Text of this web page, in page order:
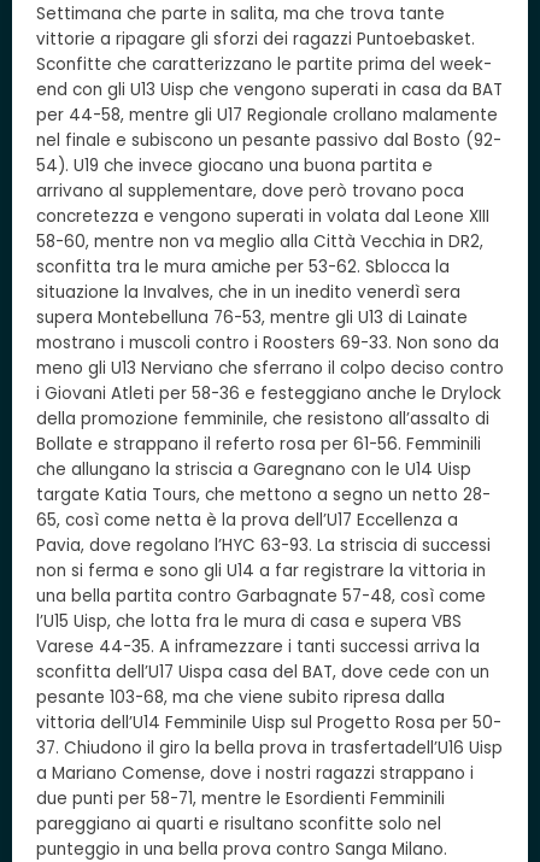
Settimana che parte in salita, ma che trova tante
vittorie a ripagare gli sforzi dei ragazzi Puntoebasket.
Sconfitte che caratterizzano le partite prima del week-
end con gli U13 Uisp che vengono superati in casa da BAT
per 44-58, mentre gli U17 Regionale crollano malamente
nel finale e subiscono un pesante passivo dal Bosto (92-
54). U19 che invece giocano una buona partita e
arrivano al supplementare, dove però trovano poca
concretezza e vengono superati in volata dal Leone XIII
58-60, mentre non va meglio alla Città Vecchia in DR2,
sconfitta tra le mura amiche per 53-62. Sblocca la
situazione la Invalves, che in un inedito venerdì sera
supera Montebelluna 76-53, mentre gli U13 di Lainate
mostrano i muscoli contro i Roosters 69-33. Non sono da
meno gli U13 Nerviano che sferrano il colpo deciso contro
i Giovani Atleti per 58-36 e festeggiano anche le Drylock
della promozione femminile, che resistono all’assalto di
Bollate e strappano il referto rosa per 61-56. Femminili
che allungano la striscia a Garegnano con le U14 Uisp
targate Katia Tours, che mettono a segno un netto 28-
65, così come netta è la prova dell’U17 Eccellenza a
Pavia, dove regolano l’HYC 63-93. La striscia di successi
non si ferma e sono gli U14 a far registrare la vittoria in
una bella partita contro Garbagnate 57-48, così come
l’U15 Uisp, che lotta fra le mura di casa e supera VBS
Varese 44-35. A inframezzare i tanti successi arriva la
sconfitta dell’U17 Uispa casa del BAT, dove cede con un
pesante 103-68, ma che viene subito ripresa dalla
vittoria dell’U14 Femminile Uisp sul Progetto Rosa per 50-
37. Chiudono il giro la bella prova in trasfertadell’U16 Uisp
a Mariano Comense, dove i nostri ragazzi strappano i
due punti per 58-71, mentre le Esordienti Femminili
pareggiano ai quarti e risultano sconfitte solo nel
punteggio in una bella prova contro Sanga Milano.